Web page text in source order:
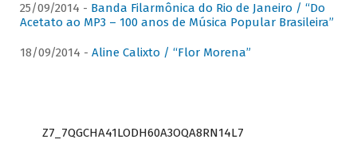
25/09/2014 - Banda Filarmônica do Rio de Janeiro / “Do
Acetato ao MP3 – 100 anos de Música Popular Brasileira”
18/09/2014 - Aline Calixto / “Flor Morena”
Z7_7QGCHA41LODH60A3OQA8RN14L7